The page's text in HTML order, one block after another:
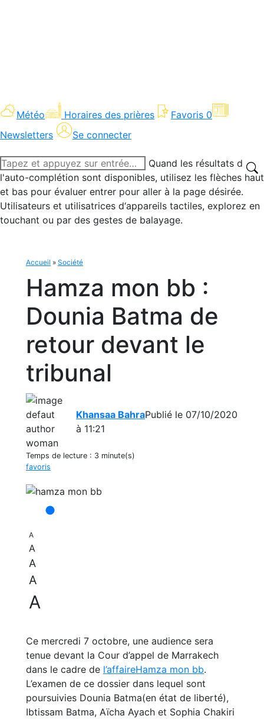
Météo Horaires des prières Favoris 0
Newsletters
Se connecter
Recherche
:
Quand les résultats de
l'auto-complétion sont disponibles, utilisez les flèches haut
et bas pour évaluer entrer pour aller à la page désirée.
Utilisateurs et utilisatrices d‘appareils tactiles, explorez en
touchant ou par des gestes de balayage.
Accueil » Société
Hamza mon bb :
Dounia Batma de
retour devant le
tribunal
Khansaa BahraPublié le 07/10/2020
à 11:21
Temps de lecture : 3 minute(s)
favoris
A
A
A
A
A
Ce mercredi 7 octobre, une audience sera
tenue devant la Cour d’appel de Marrakech
dans le cadre de l’affaireHamza mon bb.
L’examen de ce dossier dans lequel sont
poursuivies Dounia Batma(en état de liberté),
Ibtissam Batma, Aïcha Ayach et Sophia Chakiri